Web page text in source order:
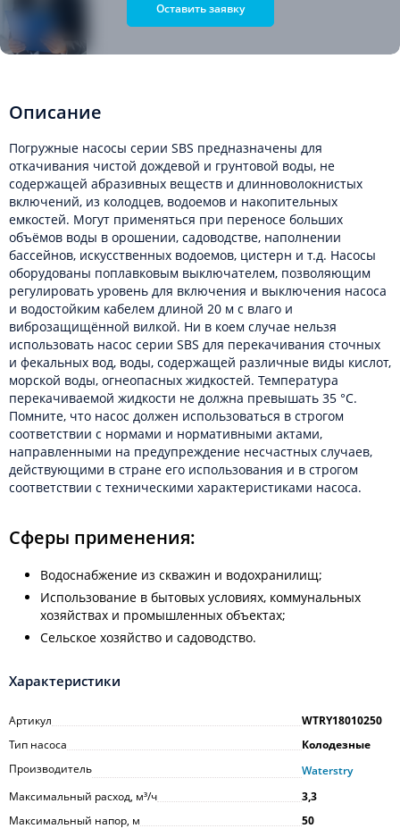
Оставить заявку
Описание
Погружные насосы серии SBS предназначены для
откачивания чистой дождевой и грунтовой воды, не
содержащей абразивных веществ и длинноволокнистых
включений, из колодцев, водоемов и накопительных
емкостей. Могут применяться при переносе больших
объёмов воды в орошении, садоводстве, наполнении
бассейнов, искусственных водоемов, цистерн и т.д. Насосы
оборудованы поплавковым выключателем, позволяющим
регулировать уровень для включения и выключения насоса
и водостойким кабелем длиной 20 м с влаго и
виброзащищённой вилкой. Ни в коем случае нельзя
использовать насос серии SBS для перекачивания сточных
и фекальных вод, воды, содержащей различные виды кислот,
морской воды, огнеопасных жидкостей. Температура
перекачиваемой жидкости не должна превышать 35 °С.
Помните, что насос должен использоваться в строгом
соответствии с нормами и нормативными актами,
направленными на предупреждение несчастных случаев,
действующими в стране его использования и в строгом
соответствии с техническими характеристиками насоса.
Сферы применения:
Водоснабжение из скважин и водохранилищ;
Использование в бытовых условиях, коммунальных
хозяйствах и промышленных объектах;
Сельское хозяйство и садоводство.
Характеристики
Артикул
WTRY18010250
Тип насоса
Колодезные
Производитель
Waterstry
Максимальный расход, м³/ч
3,3
Максимальный напор, м
50